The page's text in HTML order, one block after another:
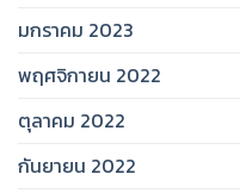
มกราคม 2023
พฤศจิกายน 2022
ตุลาคม 2022
กันยายน 2022